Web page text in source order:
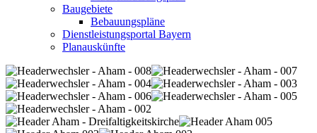
Baugebiete
Bebauungspläne
Dienstleistungsportal Bayern
Planauskünfte